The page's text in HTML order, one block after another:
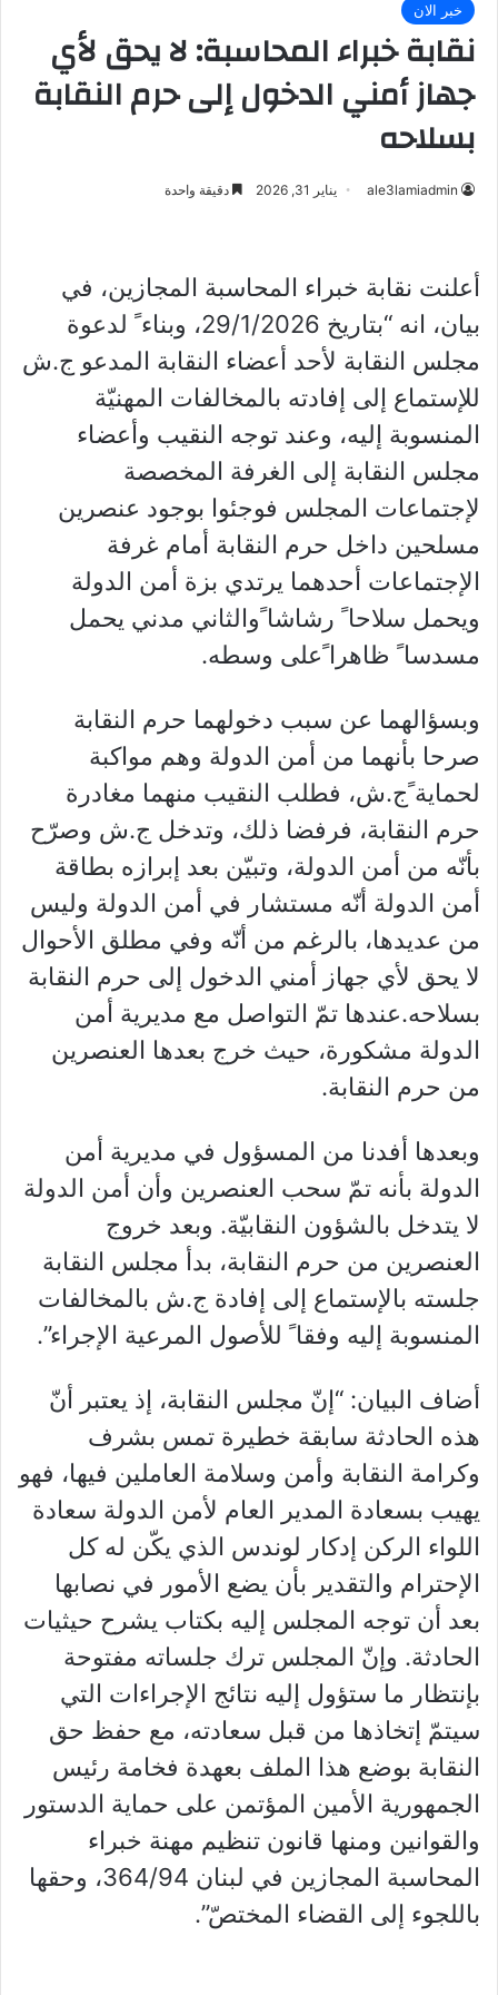
خبر الان
نقابة خبراء المحاسبة: لا يحق لأي
جهاز أمني الدخول إلى حرم النقابة
بسلاحه
ale3lamiadmin يناير 31, 2026 دقيقة واحدة
أعلنت نقابة خبراء المحاسبة المجازين، في
بيان، انه “بتاريخ 29/1/2026، وبناء ً لدعوة
مجلس النقابة لأحد أعضاء النقابة المدعو ج.ش
للإستماع إلى إفادته بالمخالفات المهنيّة
المنسوبة إليه، وعند توجه النقيب وأعضاء
مجلس النقابة إلى الغرفة المخصصة
لإجتماعات المجلس فوجئوا بوجود عنصرين
مسلحين داخل حرم النقابة أمام غرفة
الإجتماعات أحدهما يرتدي بزة أمن الدولة
ويحمل سلاحا ً رشاشا ًوالثاني مدني يحمل
مسدسا ً ظاهرا ًعلى وسطه.
وبسؤالهما عن سبب دخولهما حرم النقابة
صرحا بأنهما من أمن الدولة وهم مواكبة
لحماية ًج.ش، فطلب النقيب منهما مغادرة
حرم النقابة، فرفضا ذلك، وتدخل ج.ش وصرّح
بأنّه من أمن الدولة، وتبيّن بعد إبرازه بطاقة
أمن الدولة أنّه مستشار في أمن الدولة وليس
من عديدها، بالرغم من أنّه وفي مطلق الأحوال
لا يحق لأي جهاز أمني الدخول إلى حرم النقابة
بسلاحه.عندها تمّ التواصل مع مديرية أمن
الدولة مشكورة، حيث خرج بعدها العنصرين
من حرم النقابة.
وبعدها أفدنا من المسؤول في مديرية أمن
الدولة بأنه تمّ سحب العنصرين وأن أمن الدولة
لا يتدخل بالشؤون النقابيّة. وبعد خروج
العنصرين من حرم النقابة، بدأ مجلس النقابة
جلسته بالإستماع إلى إفادة ج.ش بالمخالفات
المنسوبة إليه وفقا ً للأصول المرعية الإجراء”.
أضاف البيان: “إنّ مجلس النقابة، إذ يعتبر أنّ
هذه الحادثة سابقة خطيرة تمس بشرف
وكرامة النقابة وأمن وسلامة العاملين فيها، فهو
يهيب بسعادة المدير العام لأمن الدولة سعادة
اللواء الركن إدكار لوندس الذي يكّن له كل
الإحترام والتقدير بأن يضع الأمور في نصابها
بعد أن توجه المجلس إليه بكتاب يشرح حيثيات
الحادثة. وإنّ المجلس ترك جلساته مفتوحة
بإنتظار ما ستؤول إليه نتائج الإجراءات التي
سيتمّ إتخاذها من قبل سعادته، مع حفظ حق
النقابة بوضع هذا الملف بعهدة فخامة رئيس
الجمهورية الأمين المؤتمن على حماية الدستور
والقوانين ومنها قانون تنظيم مهنة خبراء
المحاسبة المجازين في لبنان 364/94، وحقها
باللجوء إلى القضاء المختصّ”.